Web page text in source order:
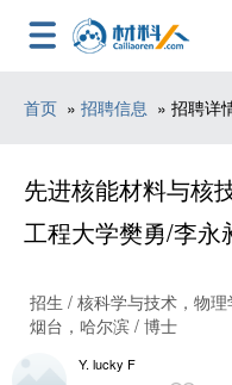
首页 » 招聘信息 » 招聘详
先进核能材料与核
工程大学樊勇/李永
招生 / 核科学与技术，物
烟台，哈尔滨 / 博士
Y. lucky F